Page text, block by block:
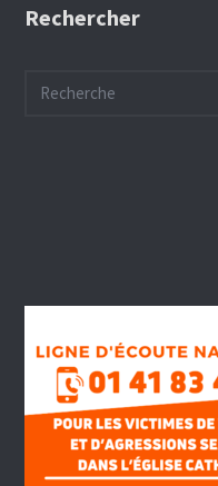
Rechercher